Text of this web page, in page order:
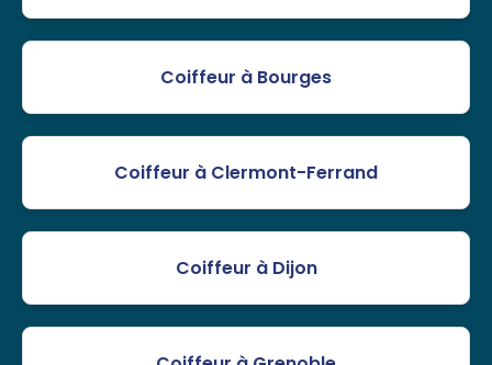
Coiffeur à Bourges
Coiffeur à Clermont-Ferrand
Coiffeur à Dijon